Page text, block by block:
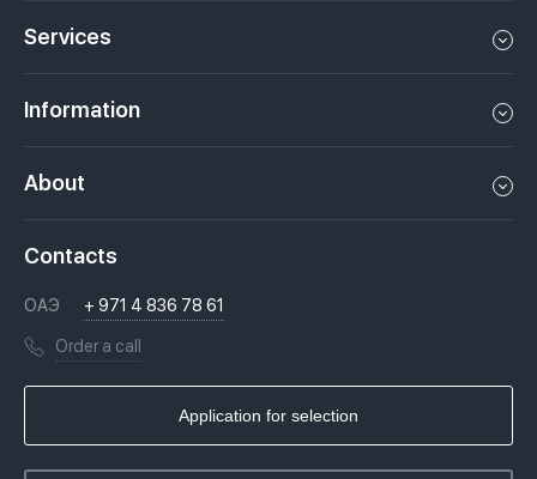
Apartments in Dubai
Penthouse in Dubai
Services
Rent a property in Dubai, UAE
Недвижимость за криптовалюту в Дубае
Moving to Dubai, UAE
UAE citizenship
Information
Laws
Questions And Answers
Books
Infographics
About
Licenses
Real estate agency
Contacts
ОАЭ + 971 4 836 78 61
Order a call
Application for selection